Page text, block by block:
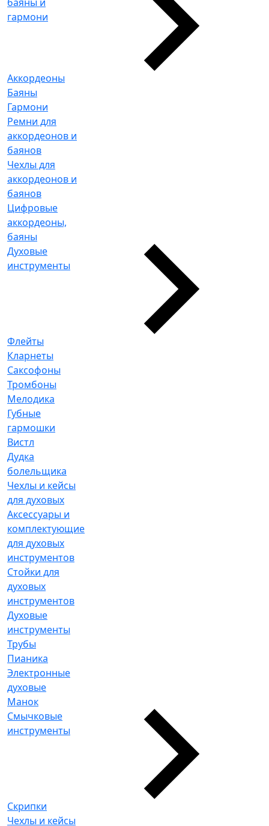
гармони
Аккордеоны
Баяны
Гармони
Ремни для
аккордеонов и
баянов
Чехлы для
аккордеонов и
баянов
Цифровые
аккордеоны,
баяны
Духовые
инструменты
Флейты
Кларнеты
Саксофоны
Тромбоны
Мелодика
Губные
гармошки
Вистл
Дудка
болельщика
Чехлы и кейсы
для духовых
Аксессуары и
комплектующие
для духовых
инструментов
Стойки для
духовых
инструментов
Духовые
инструменты
Трубы
Пианика
Электронные
духовые
Манок
Смычковые
инструменты
Скрипки
Чехлы и кейсы